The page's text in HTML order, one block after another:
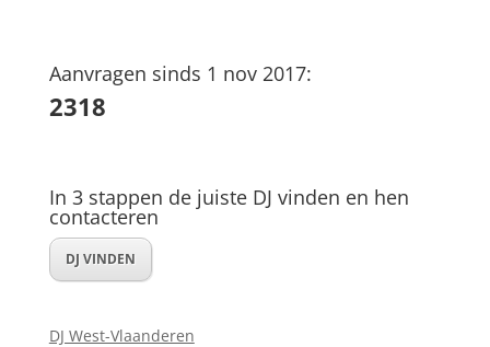
Aanvragen sinds 1 nov 2017:
2318
In 3 stappen de juiste DJ vinden en hen
contacteren
DJ VINDEN
DJ West-Vlaanderen